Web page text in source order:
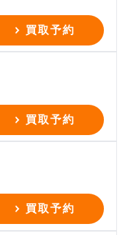
買取予約
買取予約
買取予約